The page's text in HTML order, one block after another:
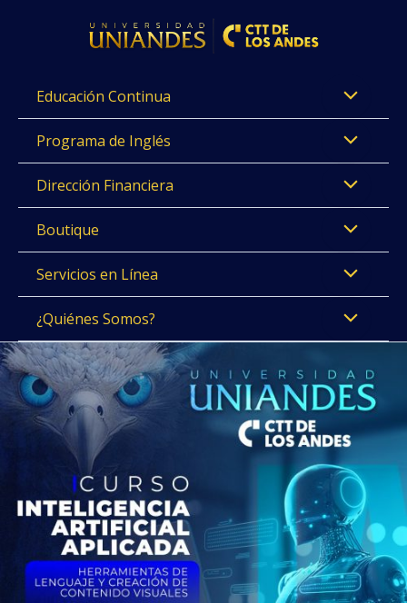
Educación Continua
Programa de Inglés
Dirección Financiera
Boutique
Servicios en Línea
¿Quiénes Somos?